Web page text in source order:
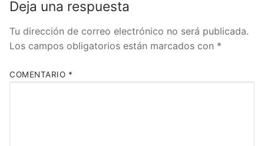
Deja una respuesta
Tu dirección de correo electrónico no será publicada.
Los campos obligatorios están marcados con *
COMENTARIO *